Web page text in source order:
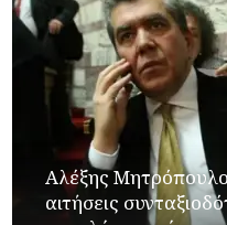
Αλέξης
αιτήσεις